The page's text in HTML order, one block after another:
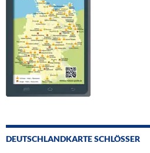
DEUTSCHLANDKARTE SCHLÖSSER